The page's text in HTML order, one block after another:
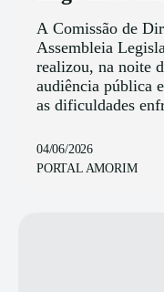
A Comissão de
Assembleia
realizou, na noite
audiência pública
as dificuldades
04/06/2026
PORTAL AMORIM